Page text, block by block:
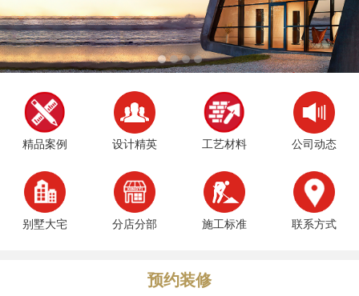
精品案例 设计精英 工艺材料 公司动态
别墅大宅 分店分部 施工标准 联系方式
预约装修